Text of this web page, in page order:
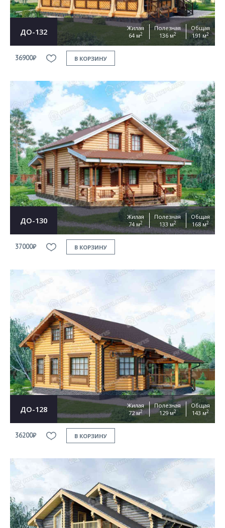
ДО-132
Жилая
64 м2
Полезная
136 м2
Общая
191 м2
36900₽ В КОРЗИНУ
ДО-130
Жилая
74 м2
Полезная
133 м2
Общая
168 м2
37000₽ В КОРЗИНУ
ДО-128
Жилая
72 м2
Полезная
129 м2
Общая
143 м2
36200₽ В КОРЗИНУ